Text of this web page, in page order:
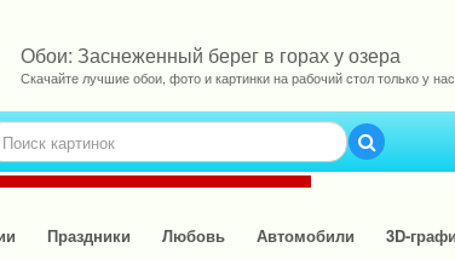
Обои: Заснеженный берег в горах у озера
Скачайте лучшие обои, фото и картинки на рабочий стол только у
Праздники Любовь Автомобили 3D-